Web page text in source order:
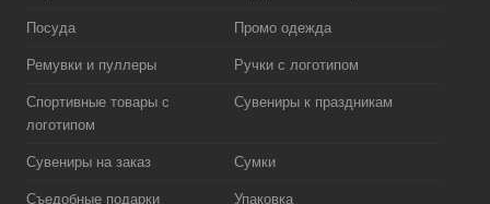
Посуда Промо одежда
Ремувки и пуллеры Ручки с логотипом
Спортивные товары с
логотипом
Сувениры к праздникам
Сувениры на заказ Сумки
Съедобные подарки Упаковка